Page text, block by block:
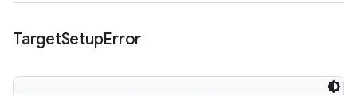
TargetSetupError